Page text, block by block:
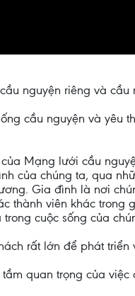
nguyện riêng và cầu
cầu nguyện và yêu
Mạng lưới cầu
của chúng ta, qua
Gia đình là nơi
thành viên khác
cuộc sống của
rất lớn để phát
quan trọng của